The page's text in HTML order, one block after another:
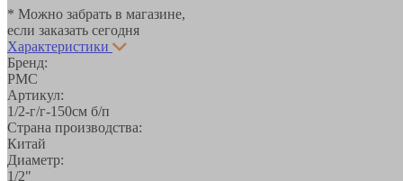
* Можно забрать в магазине,
если заказать сегодня
Характеристики
Бренд:
РМС
Артикул:
1/2-г/г-150см б/п
Страна производства:
Китай
Диаметр:
1/2"